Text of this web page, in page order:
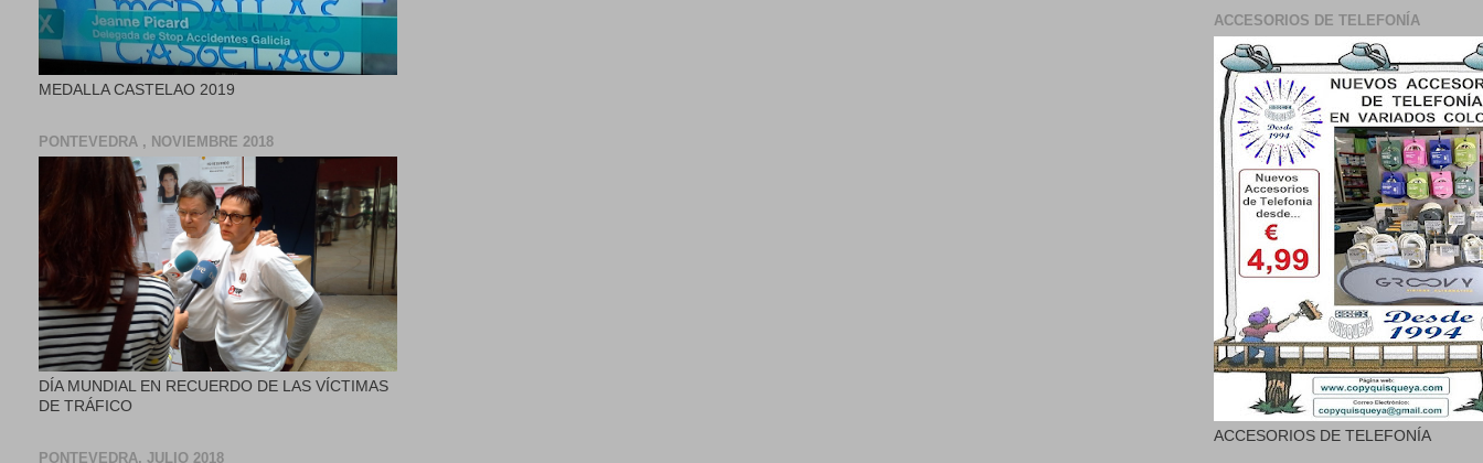
MEDALLA CASTELAO 2019
PONTEVEDRA , NOVIEMBRE 2018
DÍA MUNDIAL EN RECUERDO DE LAS VÍCTIMAS
DE TRÁFICO
PONTEVEDRA, JULIO 2018
ACCESORIOS DE TELEFONÍA
ACCESORIOS DE TELEFONÍA